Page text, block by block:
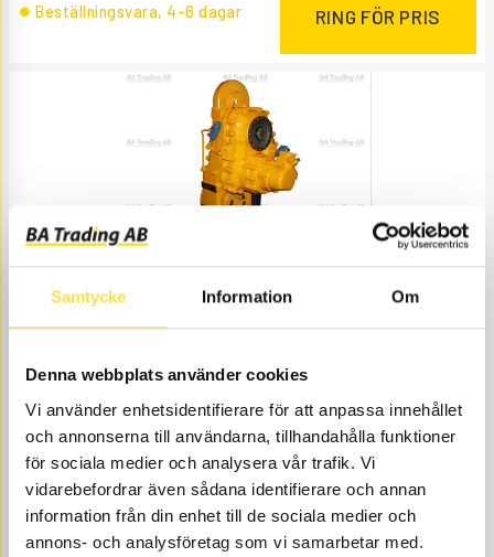
Samtycke Information Om
Denna webbplats använder cookies
Vi använder enhetsidentifierare för att anpassa innehållet
och annonserna till användarna, tillhandahålla funktioner
för sociala medier och analysera vår trafik. Vi
vidarebefordrar även sådana identifierare och annan
information från din enhet till de sociala medier och
annons- och analysföretag som vi samarbetar med.
Beställningsvara, 4-6 dagar RING FÖR PRIS
FÖRDELNINGSVÄXELLÅDA BYTES
TR848B Ref. nr Droppbox
Åtgår1